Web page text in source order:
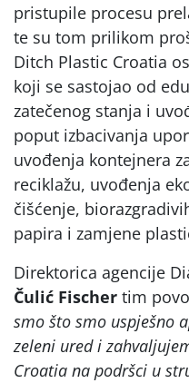
pristupile procesu
te su tom prilikom
Ditch Plastic Croatia
koji se sastojao od
zatečenog stanja i
poput izbacivanja
uvođenja kontejnera
reciklažu, uvođenja
čišćenje,
papira i zamjene
Direktorica agencije
Čulić Fischer tim
smo što smo uspješno
zeleni ured i
Croatia na podršci u